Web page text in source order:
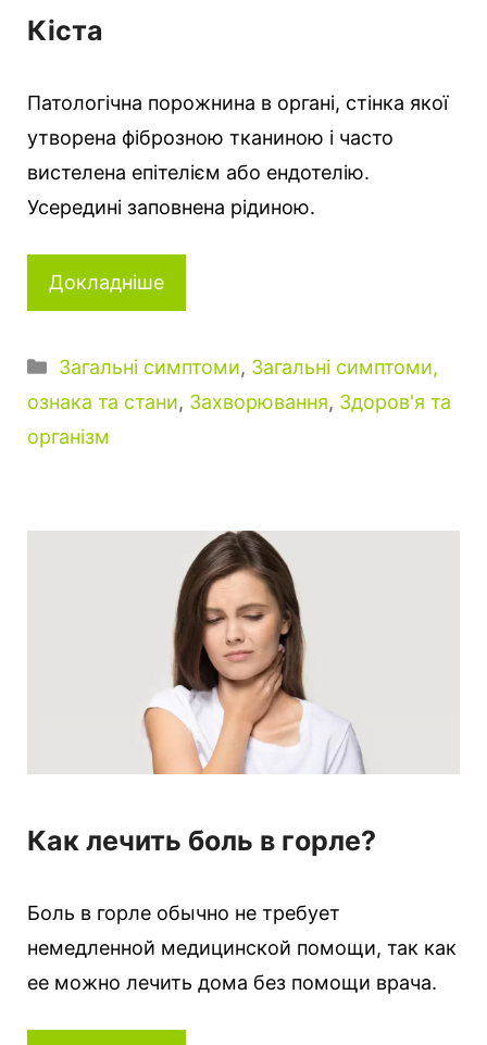
Кіста
Патологічна порожнина в органі, стінка якої
утворена фіброзною тканиною і часто
вистелена епітелієм або ендотелію.
Усередині заповнена рідиною.
Докладніше
Категорії
Загальні симптоми, Загальні симптоми,
ознака та стани, Захворювання, Здоров'я та
організм
Как лечить боль в горле?
Боль в горле обычно не требует
немедленной медицинской помощи, так как
ее можно лечить дома без помощи врача.